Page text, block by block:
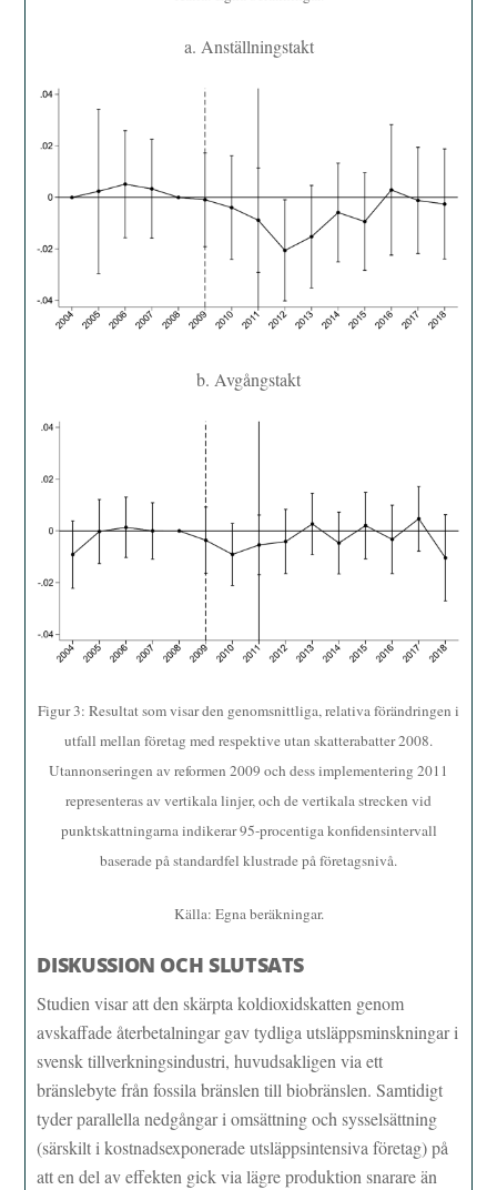
a. Anställningstakt
b. Avgångstakt
Figur 3: Resultat som visar den genomsnittliga, relativa förändringen i
utfall mellan företag med respektive utan skatterabatter 2008.
Utannonseringen av reformen 2009 och dess implementering 2011
representeras av vertikala linjer, och de vertikala strecken vid
punktskattningarna indikerar 95-procentiga konfidensintervall
baserade på standardfel klustrade på företagsnivå.
Källa: Egna beräkningar.
DISKUSSION OCH SLUTSATS
Studien visar att den skärpta koldioxidskatten genom
avskaffade återbetalningar gav tydliga utsläppsminskningar i
svensk tillverkningsindustri, huvudsakligen via ett
bränslebyte från fossila bränslen till biobränslen. Samtidigt
tyder parallella nedgångar i omsättning och sysselsättning
(särskilt i kostnadsexponerade utsläppsintensiva företag) på
att en del av effekten gick via lägre produktion snarare än